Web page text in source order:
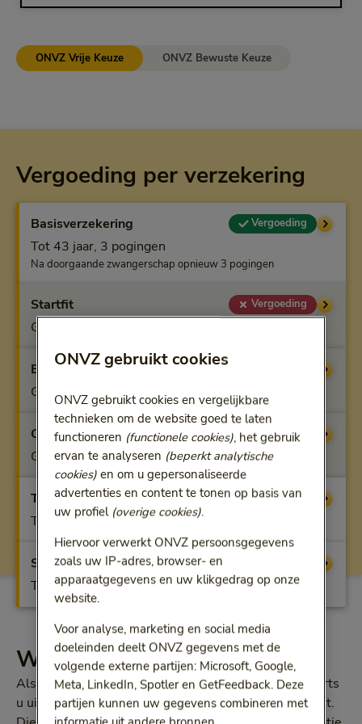
ONVZ Vrije Keuze ONVZ Bewuste Keuze
Vergoeding per verzekering
Basisverzekering Vergoeding
Tot 43 jaar, 3 pogingen
Na doorgaande zwangerschap opnieuw 3 pogingen
Startfit Vergoeding
Geen vergoeding
Benfit
Geen vergoeding
Optifit Vergoeding
Geen vergoeding
Topfit Vergoeding
Tot 43 jaar, poging 4 en 5
Superfit
Tot 43 jaar, extra pogingen
Wat u vergoed krijgt
Als zwanger worden lange tijd niet lukt, kan de huisarts
u uiteindelijk doorverwijzen naar de medisch specialist.
ONVZ gebruikt cookies
ONVZ gebruikt cookies en vergelijkbare
technieken om de website goed te laten
functioneren (functionele cookies), het gebruik
ervan te analyseren (beperkt analytische
cookies)en om u gepersonaliseerde
advertenties en content te tonen op basis van
uw profiel (overige cookies).
Hiervoor verwerkt ONVZ persoonsgegevens
zoals uw IP-adres, browser- en
apparaatgegevens en uw klikgedrag op onze
website.
Voor analyse, marketing en social media
doeleinden deelt ONVZ gegevens met de
volgende externe partijen: Microsoft, Google,
Meta, LinkedIn, Spotler en GetFeedback. Deze
partijen kunnen uw gegevens combineren met